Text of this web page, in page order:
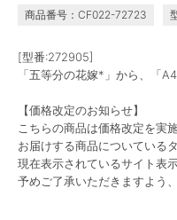
商品番号：CF022-72723
[型番:272905]
「五等分の花嫁*」から、「
【価格改定のお知らせ】
こちらの商品は価格改定を実
お届けする商品についている
現在表示されているサイト表
予めご了承いただきますよう